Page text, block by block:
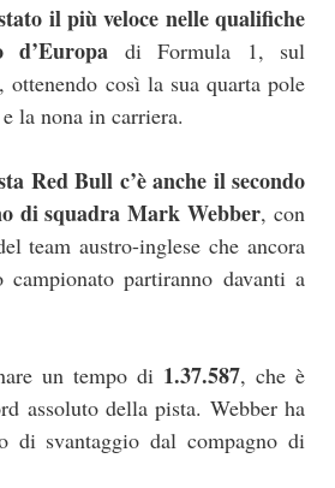
il più veloce nelle qualifiche
di Formula 1, sul
così la sua quarta pole
la nona in carriera.
Red Bull c’è anche il secondo
di squadra Mark Webber, con
team austro-inglese che ancora
partiranno davanti a
un tempo di 1.37.587, che è
assoluto della pista. Webber ha
di svantaggio dal compagno di